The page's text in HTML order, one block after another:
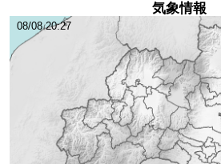
気象情報
08/08 20:27